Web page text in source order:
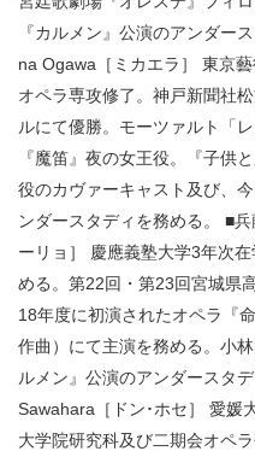
『カルメン』公演のアンダ
na Ogawa［ミカエラ］ 東京
オペラ専攻修了。神戸新聞社
ルにて優勝。モーツァルト「
『魔笛』夜の女王役。『子供
役のカヴァーキャスト及び、
ンダースタディを務める。 ■
ーリョ］ 慶應義塾大学3年次
める。第22回・第23回宮城県
18年度に初演されたオペラ『
作曲）にて主演を務める。小
ルメン』公演のアンダースタ
Sawahara［ドン･ホセ］ 愛媛
大学院研究科及び二期会オペ